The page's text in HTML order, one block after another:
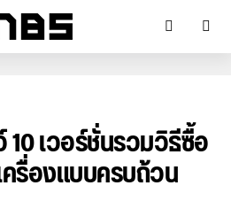
10 เวอร์ชั่นรวมวิธีซื้อ
รื่องแบบครบถ้วน